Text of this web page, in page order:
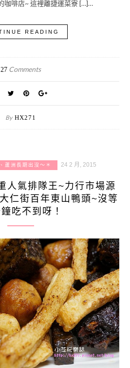
咖啡店~ 這裡離捷運菜寮 […]…
READING
27 Comments
By HX271
蘆洲長期出沒～＊ 24 2 月, 2015
人氣排隊王~力行市場源
仁街百年東山鴨頭~沒等
吃不到呀！